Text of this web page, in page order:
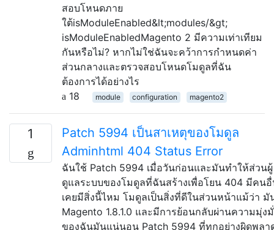
สอบโหนดภาย
ใต้isModuleEnabled&lt;modules/&gt;
isModuleEnabledMagento 2 มีความเท่าเทียม
กันหรือไม่? หากไม่ใช่ฉันจะคว้าการกำหนดค่า
ส่วนกลางและตรวจสอบโหนดโมดูลที่ฉัน
ต้องการได้อย่างไร
18
module configuration magento2
1
Patch 5994 เป็นสาเหตุของโมดูล
Adminhtml 404 Status Error
ฉันใช้ Patch 5994 เมื่อวันก่อนและมันทำให้ส่วนผู้
ดูแลระบบของโมดูลที่ฉันสร้างเพื่อโยน 404 มีคน
เคยมีสิ่งนี้ไหม โมดูลเป็นสิ่งที่ดีในส่วนหน้าแม้ว่า มั
Magento 1.8.1.0 และมีการย้อนกลับผ่านความมุ่ง
ของฉันมันแน่นอน Patch 5994 ที่ทุกอย่างผิดพลา